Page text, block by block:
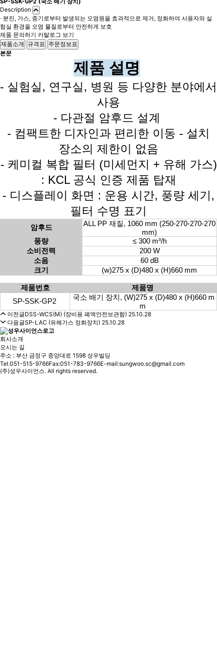
Description
· 분진, 가스, 중기로부터 발생되는 오염원을 효과적으로 제거, 정화하여 사용자와 실
험실 환경을 오염 물질로부터 안전하게 보호
제품 문의하기 카탈로그 보기
제품소개 규격표 주문정보표
본문
제품 설명
- 실험실, 연구실, 병원 등 다양한 분야에서
사용
- 다관절 암후드 설계
- 컴팩트한 디자인과 편리한 이동 - 설치
장소의 제한이 없음
- 케미컬 복합 필터 (미세먼지 + 유해 가스)
: KCL 공식 인증 제품 탑재
- 디스플레이 화면 : 운용 시간, 풍량 세기,
필터 수명 표기
암후드
ALL PP 재질, 1060 mm (250-270-270-270
mm)
풍량
≤ 300 m³/h
소비전력
200 W
소음
60 dB
크기
(w)275 x (D)480 x (H)660 mm
제품번호
제품명
SP-SSK-GP2
국소 배기 장치, (W)275 x (D)480 x (H)660 m
m
이전글DSS-WCS(M) (장비용 폐액안전보관함) 25.10.28
다음글SP-LAC (유해가스 정화장치) 25.10.28
회사소개
오시는 길
주소 : 부산 금정구 중앙대로 1598 성우빌딩
Tel.051-515-9766Fax:051-783-9766E-mail:sungwoo.sc@gmail.com
(주)성우사이언스. All rights reserved.